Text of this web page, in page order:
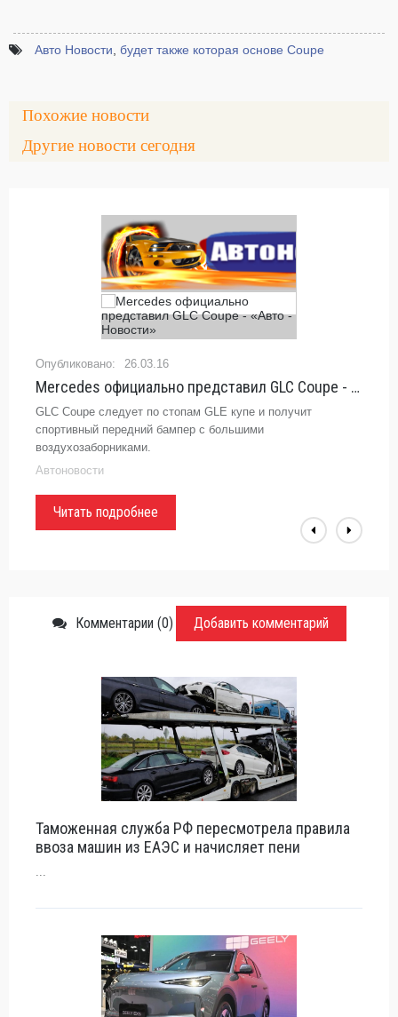
Авто Новости, будет также которая основе Coupe
Похожие новости
Другие новости сегодня
26.03.16
Mercedes официально представил GLC Coupe - «Авто - Новости»
GLC Coupe следует по стопам GLE купе и получит
спортивный передний бампер с большими
воздухозаборниками.
Автоновости
Читать подробнее
Комментарии (0) Добавить комментарий
Таможенная служба РФ пересмотрела правила
ввоза машин из ЕАЭС и начисляет пени
...